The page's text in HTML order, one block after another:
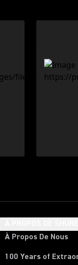
À Propos De Nous
100 Years of